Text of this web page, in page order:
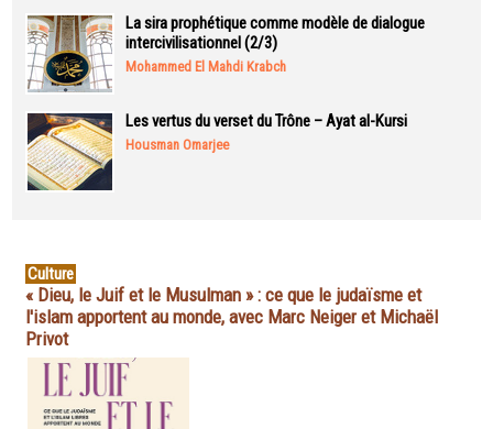
La sira prophétique comme modèle de dialogue
intercivilisationnel (2/3)
Mohammed El Mahdi Krabch
Les vertus du verset du Trône – Ayat al-Kursi
Housman Omarjee
Culture
« Dieu, le Juif et le Musulman » : ce que le judaïsme et
l'islam apportent au monde, avec Marc Neiger et Michaël
Privot